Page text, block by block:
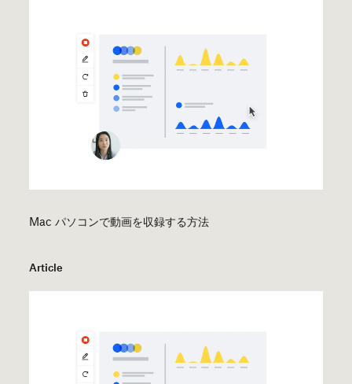
Mac パソコンで動画を収録する方法
Article